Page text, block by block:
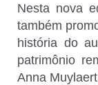
Nesta nova
também
história do
patrimônio
Anna